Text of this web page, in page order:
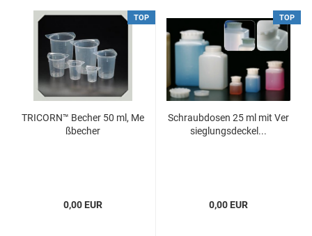
TOP
TRICORN™ Becher 50 ml, Me
ßbecher
0,00 EUR
TOP
Schraubdosen 25 ml mit Ver
sieglungsdeckel...
0,00 EUR